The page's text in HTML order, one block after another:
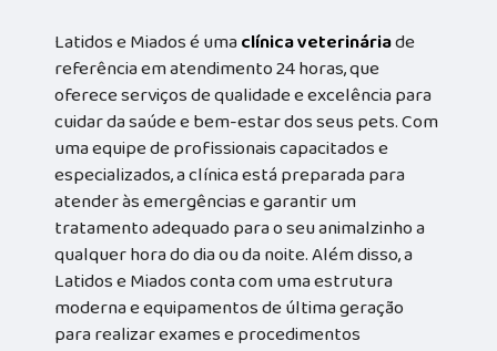
Latidos e Miados é umaclínica veterináriade
referência em atendimento 24 horas, que
oferece serviços de qualidade e excelência para
cuidar da saúde e bem-estar dos seus pets. Com
uma equipe de profissionais capacitados e
especializados, a clínica está preparada para
atender às emergências e garantir um
tratamento adequado para o seu animalzinho a
qualquer hora do dia ou da noite. Além disso, a
Latidos e Miados conta com uma estrutura
moderna e equipamentos de última geração
para realizar exames e procedimentos